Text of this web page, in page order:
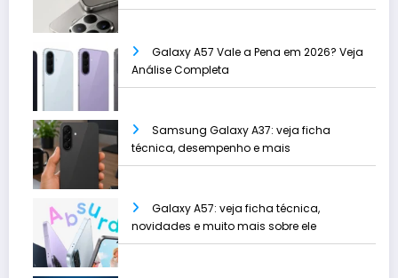
Galaxy A57 Vale a Pena em 2026? Veja
Análise Completa
Samsung Galaxy A37: veja ficha
técnica, desempenho e mais
Galaxy A57: veja ficha técnica,
novidades e muito mais sobre ele